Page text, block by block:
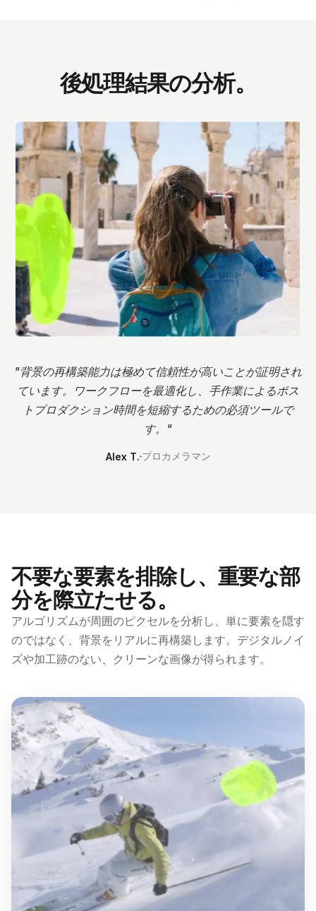
後処理結果の分析。
"背景の再構築能力は極めて信頼性が高いことが証明され
ています。ワークフローを最適化し、手作業によるポス
トプロダクション時間を短縮するための必須ツールで
す。 "
Alex T. プロカメラマン
不要な要素を排除し、重要な部
分を際立たせる。
アルゴリズムが周囲のピクセルを分析し、単に要素を隠す
のではなく、背景をリアルに再構築します。デジタルノイ
ズや加工跡のない、クリーンな画像が得られます。